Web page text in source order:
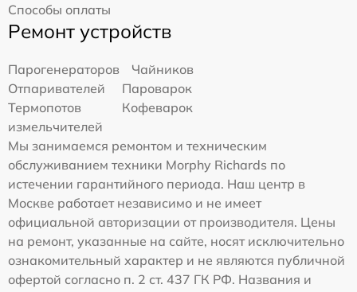
Способы оплаты
Ремонт устройств
Парогенераторов
Чайников
Отпаривателей
Пароварок
Термопотов
Кофеварок
измельчителей
Мы занимаемся ремонтом и техническим
обслуживанием техники Morphy Richards по
истечении гарантийного периода. Наш центр в
Москве работает независимо и не имеет
официальной авторизации от производителя. Цены
на ремонт, указанные на сайте, носят исключительно
ознакомительный характер и не являются публичной
офертой согласно п. 2 ст. 437 ГК РФ. Названия и